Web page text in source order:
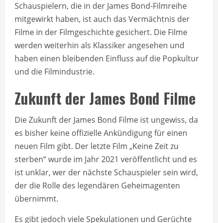
Schauspielern, die in der James Bond-Filmreihe
mitgewirkt haben, ist auch das Vermächtnis der
Filme in der Filmgeschichte gesichert. Die Filme
werden weiterhin als Klassiker angesehen und
haben einen bleibenden Einfluss auf die Popkultur
und die Filmindustrie.
Zukunft der James Bond Filme
Die Zukunft der James Bond Filme ist ungewiss, da
es bisher keine offizielle Ankündigung für einen
neuen Film gibt. Der letzte Film „Keine Zeit zu
sterben“ wurde im Jahr 2021 veröffentlicht und es
ist unklar, wer der nächste Schauspieler sein wird,
der die Rolle des legendären Geheimagenten
übernimmt.
Es gibt jedoch viele Spekulationen und Gerüchte